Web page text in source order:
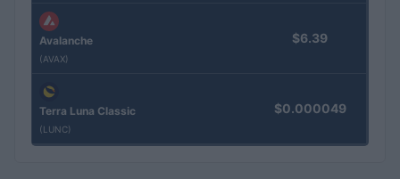
Avalanche
(AVAX)
$6.39
Terra Luna Classic
(LUNC)
$0.000049